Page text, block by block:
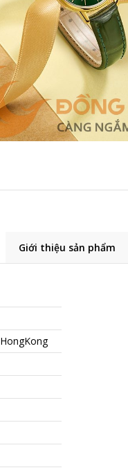
Giới thiệu sản phẩm
HongKong